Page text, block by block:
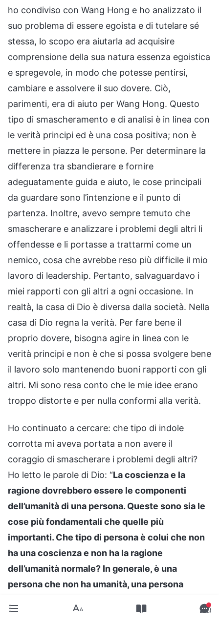
ho condiviso con Wang Hong e ho analizzato il
suo problema di essere egoista e di tutelare sé
stessa, lo scopo era aiutarla ad acquisire
comprensione della sua natura essenza egoistica
e spregevole, in modo che potesse pentirsi,
cambiare e assolvere il suo dovere. Ciò,
parimenti, era di aiuto per Wang Hong. Questo
tipo di smascheramento e di analisi è in linea con
le verità principi ed è una cosa positiva; non è
mettere in piazza le persone. Per determinare la
differenza tra sbandierare e fornire
adeguatamente guida e aiuto, le cose principali
da guardare sono l’intenzione e il punto di
partenza. Inoltre, avevo sempre temuto che
smascherare e analizzare i problemi degli altri li
offendesse e li portasse a trattarmi come un
nemico, cosa che avrebbe reso più difficile il mio
lavoro di leadership. Pertanto, salvaguardavo i
miei rapporti con gli altri a ogni occasione. In
realtà, la casa di Dio è diversa dalla società. Nella
casa di Dio regna la verità. Per fare bene il
proprio dovere, bisogna agire in linea con le
verità principi e non è che si possa svolgere bene
il lavoro solo mantenendo buoni rapporti con gli
altri. Mi sono resa conto che le mie idee erano
troppo distorte e per nulla conformi alla verità.
Ho continuato a cercare: che tipo di indole
corrotta mi aveva portata a non avere il
coraggio di smascherare i problemi degli altri?
Ho letto le parole di Dio: “La coscienza e la
ragione dovrebbero essere le componenti
dell’umanità di una persona. Queste sono sia le
cose più fondamentali che quelle più
importanti. Che tipo di persona è colui che non
ha una coscienza e non ha la ragione
dell’umanità normale? In generale, è una
persona che non ha umanità, una persona
specificamente, quali caratteristiche si trovano